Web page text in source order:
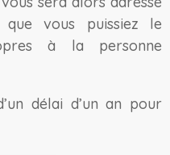
vous puissiez le
à la personne
délai d’un an pour